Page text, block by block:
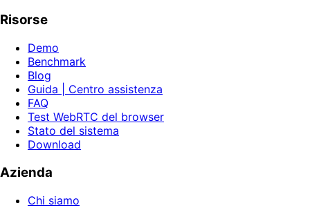
Risorse
Demo
Benchmark
Blog
Guida | Centro assistenza
FAQ
Test WebRTC del browser
Stato del sistema
Download
Azienda
Chi siamo